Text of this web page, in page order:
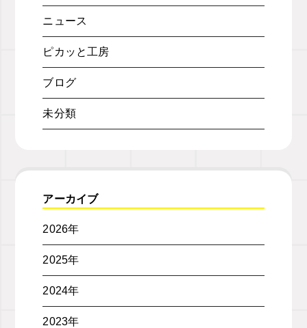
ニュース
ピカッと工房
ブログ
未分類
アーカイブ
2026年
2025年
2024年
2023年